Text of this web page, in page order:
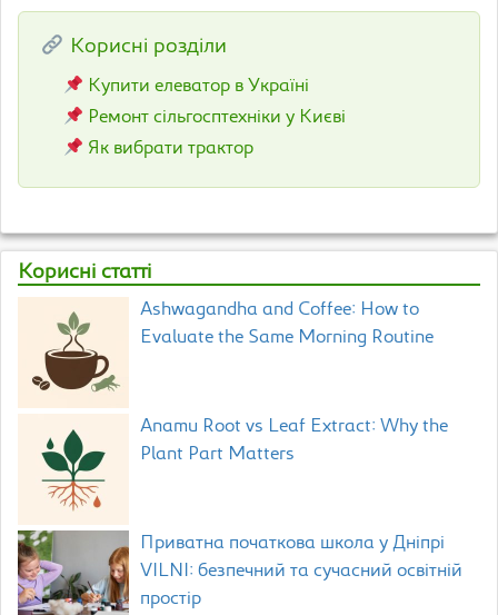
Корисні розділи
Купити елеватор в Україні
Ремонт сільгосптехніки у Києві
Як вибрати трактор
Корисні статті
Ashwagandha and Coffee: How to
Evaluate the Same Morning Routine
Anamu Root vs Leaf Extract: Why the
Plant Part Matters
Приватна початкова школа у Дніпрі
VILNI: безпечний та сучасний освітній
простір